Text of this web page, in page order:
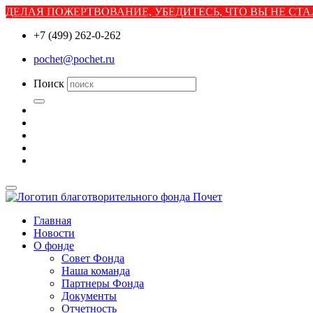
ДЕЛАЯ ПОЖЕРТВОВАНИЕ, УБЕДИТЕСЬ, ЧТО ВЫ НЕ
+7 (499) 262-0-262
pochet@pochet.ru
Поиск
Главная
Новости
О фонде
Совет Фонда
Наша команда
Партнеры Фонда
Документы
Отчетность